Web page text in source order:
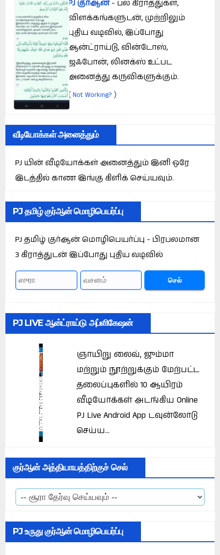
PJ குர்ஆன்- பல கிராத்துகள்,
விளக்கங்களுடன், முற்றிலும்
புதிய வடிவில், இப்போது
ஆன்ட்ராய்டு, வின்டோஸ்,
ஜஃபோன், லினக்ஸ் உட்பட
அனைத்து கருவிகளுக்கும்.
(Not Working? )
வீடியோக்கள் அனைத்தும்
PJ யின் வீடியோக்கள் அனைத்தும் இனி ஒரே
இடத்தில் காண இங்கு கிளிக் செய்யவும்.
PJ தமிழ் குர்ஆன் மொழிபெயர்ப்பு
PJ தமிழ் குர்ஆன் மொழிபெயர்ப்பு - பிரபலமான
3 கிராத்துடன் இப்போது புதிய வடிவில்
செல்
PJ LIVE ஆன்ட்ராய்டு அப்ளிகேஷன்
ஞாயிறு லைவ், ஜும்மா
மற்றும் நூற்றுக்கும் மேற்பட்ட
தலைப்புகளில் 10 ஆயிரம்
வீடியோக்கள் அடங்கிய Online
PJ Live Android App டவுன்லோடு
செய்ய...
குர்ஆன் அத்தியாயத்திற்குச் செல்
PJ உருது குர்ஆன் மொழிபெயர்ப்பு